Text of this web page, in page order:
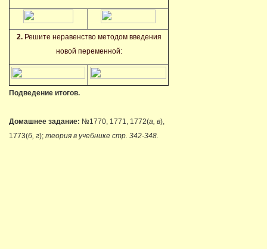
2.Решите неравенство методом введения
новой переменной:
Подведение итогов.
Домашнее задание: №1770, 1771, 1772(а, в),
1773(б, г); теория в учебнике стр. 342-348.